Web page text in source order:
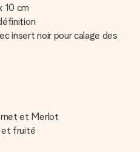
10 cm
insert noir pour calage des
et Merlot
et fruité